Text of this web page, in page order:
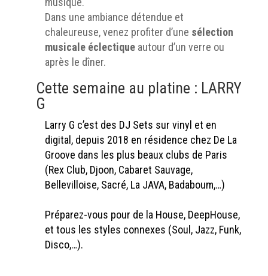
Dans une ambiance détendue et
chaleureuse, venez profiter d’une sélection
musicale éclectiqueautour d’un verre ou
après le dîner.
Cette semaine au platine : LARRY
G
Larry G c’est des DJ Sets sur vinyl et en
digital, depuis 2018 en résidence chez De La
Groove dans les plus beaux clubs de Paris
(Rex Club, Djoon, Cabaret Sauvage,
Bellevilloise, Sacré, La JAVA, Badaboum,…)
Préparez-vous pour de la House, DeepHouse,
et tous les styles connexes (Soul, Jazz, Funk,
Disco,…).